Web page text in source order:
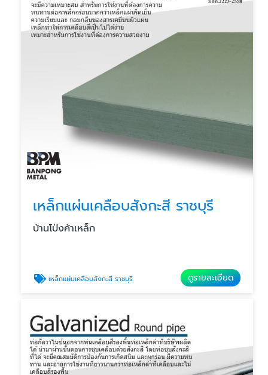
เหล็กแผ่นเคลือบสังกะสี ราชบุรี
บ้านโป่งค้าเหล็ก
เหล็กแผ่นเคลือบสังกะสี ราชบุรี ดูรายละเอียด